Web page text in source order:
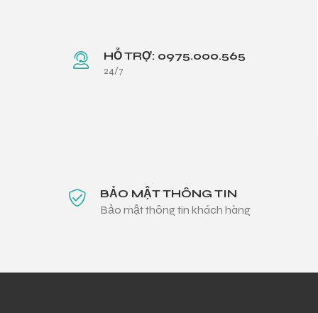
HỖ TRỢ: 0975.000.565
24/7
BẢO MẬT THÔNG TIN
Bảo mật thông tin khách hàng